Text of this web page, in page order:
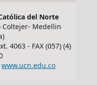
del Norte
Coltejer- Medellin
4063 - FAX (057) (4)
www.ucn.edu.co